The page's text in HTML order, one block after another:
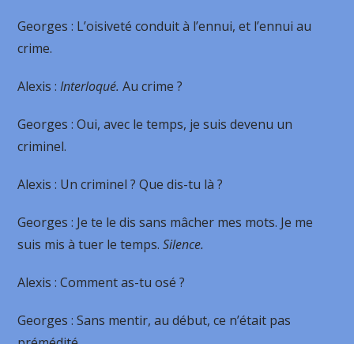
Georges : L’oisiveté conduit à l’ennui, et l’ennui au
crime.
Alexis :Interloqué. Au crime ?
Georges : Oui, avec le temps, je suis devenu un
criminel.
Alexis : Un criminel ? Que dis-tu là ?
Georges : Je te le dis sans mâcher mes mots. Je me
suis mis à tuer le temps.Silence.
Alexis : Comment as-tu osé ?
Georges : Sans mentir, au début, ce n’était pas